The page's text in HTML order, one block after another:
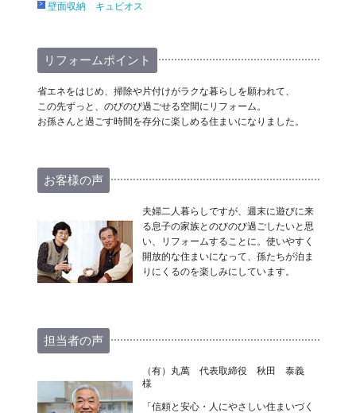
壁面収納 キュビオス
リフォームポイント
省エネをはじめ、掃除や片付けがラクな暮らしを願われて、
この先ずっと、のびのび過ごせる空間にリフォーム。
お孫さんと過ごす時間を存分に楽しめる住まいになりました。
お客様の声
夫婦二人暮らしですが、週末に遊びに来
る息子の家族とのびのび過ごしたいと思
い、リフォームすることに。使いやすく
開放的な住まいになって、孫たちが泊ま
りにくるのを楽しみにしています。
担当者の声
（有）丸萬 代表取締役 秋田 泰義
様
「信頼と安心・人にやさしい住まいづく